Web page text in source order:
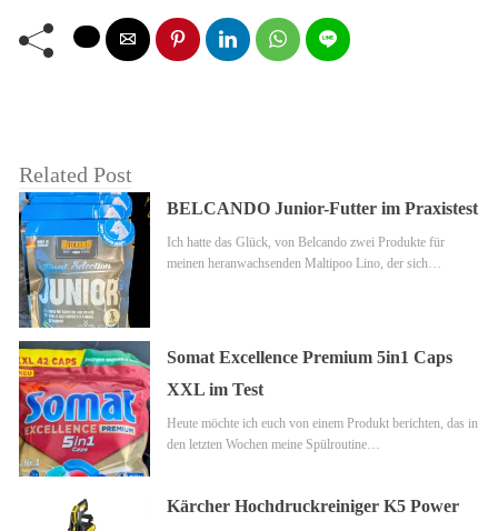
Related Post
BELCANDO Junior-Futter im Praxistest
Ich hatte das Glück, von Belcando zwei Produkte für
meinen heranwachsenden Maltipoo Lino, der sich…
Somat Excellence Premium 5in1 Caps
XXL im Test
Heute möchte ich euch von einem Produkt berichten, das in
den letzten Wochen meine Spülroutine…
Kärcher Hochdruckreiniger K5 Power